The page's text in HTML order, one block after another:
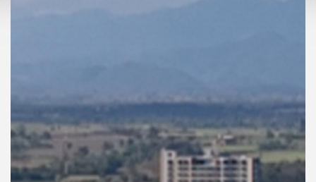
ลิ
สต์
ของ
คุณ